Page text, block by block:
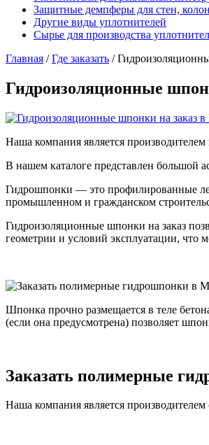
Защитные демпферы для стен,
Другие виды уплотнителей
Сырье для производства
Главная /Где заказать /
Гидроизоляционные
Наша компания является
В нашем каталоге представлен большой
Гидрошпонки — это профилированные
промышленном и гражданском
Гидроизоляционные шпонки на заказ
геометрии и условий эксплуатации, что
Шпонка прочно размещается в теле
(если она предусмотрена) позволяет
Заказать полимерные
Наша компания является